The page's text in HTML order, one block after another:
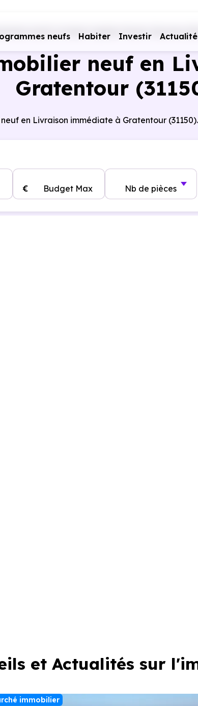
neufs Habiter Investir
neufs Livraison rapide Haute-Garonne (31)
neuf en
Gratentour
en Livraison immédiate à Gratentour (31150).
Budget Max
€ Nb de pièces
et Actualités sur
immobilier